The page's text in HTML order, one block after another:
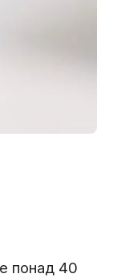
понад 40